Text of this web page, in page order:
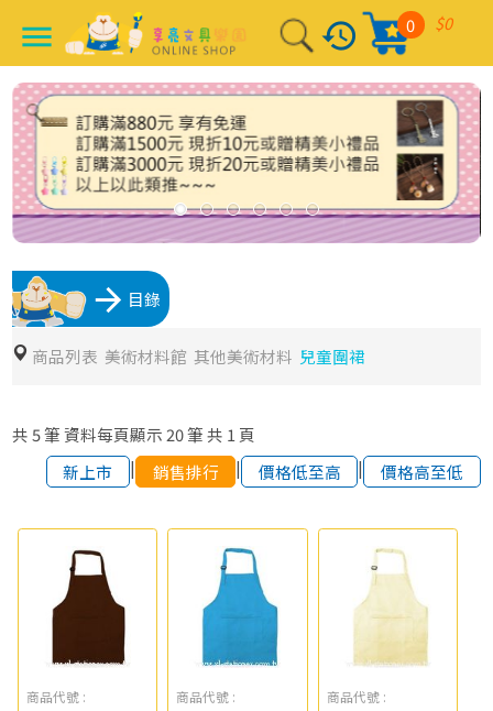
menu history $0
0
arrow_forward 目錄
商品列表 美術材料館 其他美術材料 兒童圍裙
共 5筆 資料每頁顯示 20筆 共 1頁
新上市
| 銷售排行 | 價格低至高 | 價格高至低
商品代號 :
商品代號 :
商品代號 :